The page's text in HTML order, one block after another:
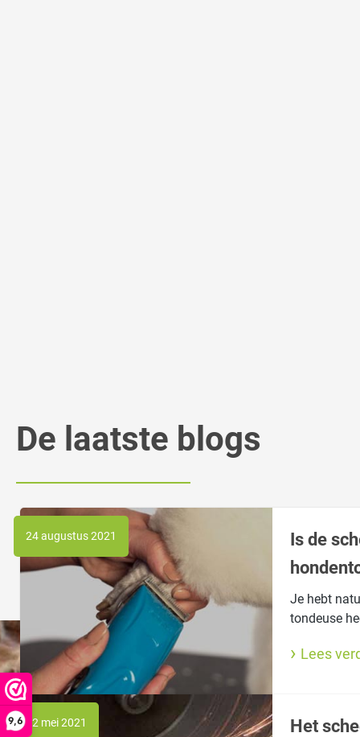
9,6
De laatste blogs
24 augustus 2021
Is de
Je hebt
tondeuse
alsof de
verder nog
Lees
12 mei 2021
Het